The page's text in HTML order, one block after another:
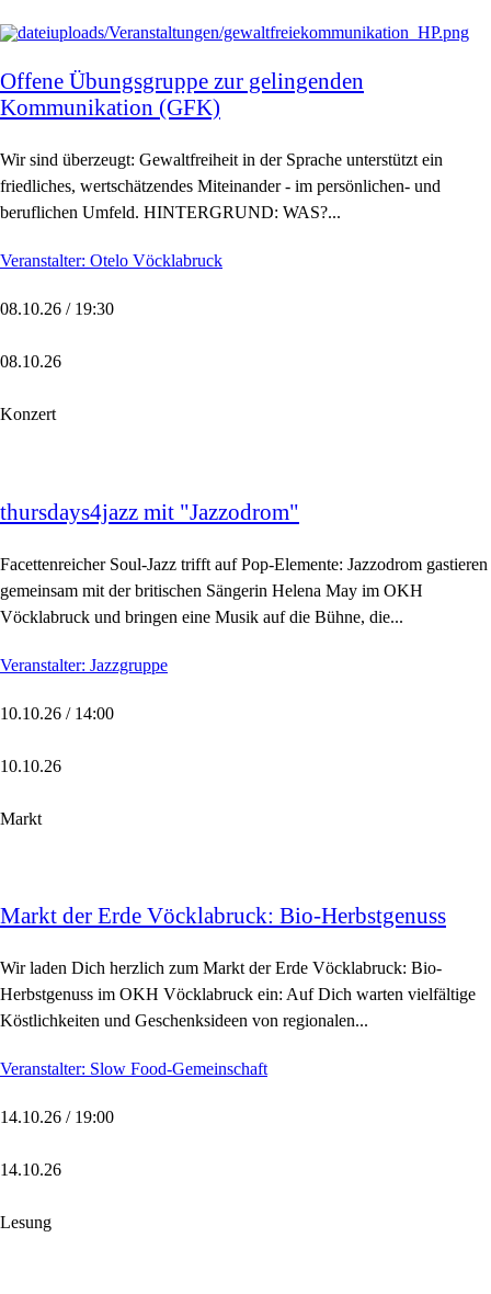
Offene Übungsgruppe zur gelingenden
Kommunikation (GFK)
Wir sind überzeugt: Gewaltfreiheit in der Sprache unterstützt ein
friedliches, wertschätzendes Miteinander - im persönlichen- und
beruflichen Umfeld. HINTERGRUND: WAS?...
Veranstalter: Otelo Vöcklabruck
08.10.26 / 19:30
08.10.26
Konzert
thursdays4jazz mit "Jazzodrom"
Facettenreicher Soul-Jazz trifft auf Pop-Elemente: Jazzodrom gastieren
gemeinsam mit der britischen Sängerin Helena May im OKH
Vöcklabruck und bringen eine Musik auf die Bühne, die...
Veranstalter: Jazzgruppe
10.10.26 / 14:00
10.10.26
Markt
Markt der Erde Vöcklabruck: Bio-Herbstgenuss
Wir laden Dich herzlich zum Markt der Erde Vöcklabruck: Bio-
Herbstgenuss im OKH Vöcklabruck ein: Auf Dich warten vielfältige
Köstlichkeiten und Geschenksideen von regionalen...
Veranstalter: Slow Food-Gemeinschaft
14.10.26 / 19:00
14.10.26
Lesung